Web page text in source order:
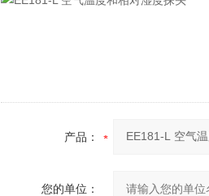
产品：
您的单位：